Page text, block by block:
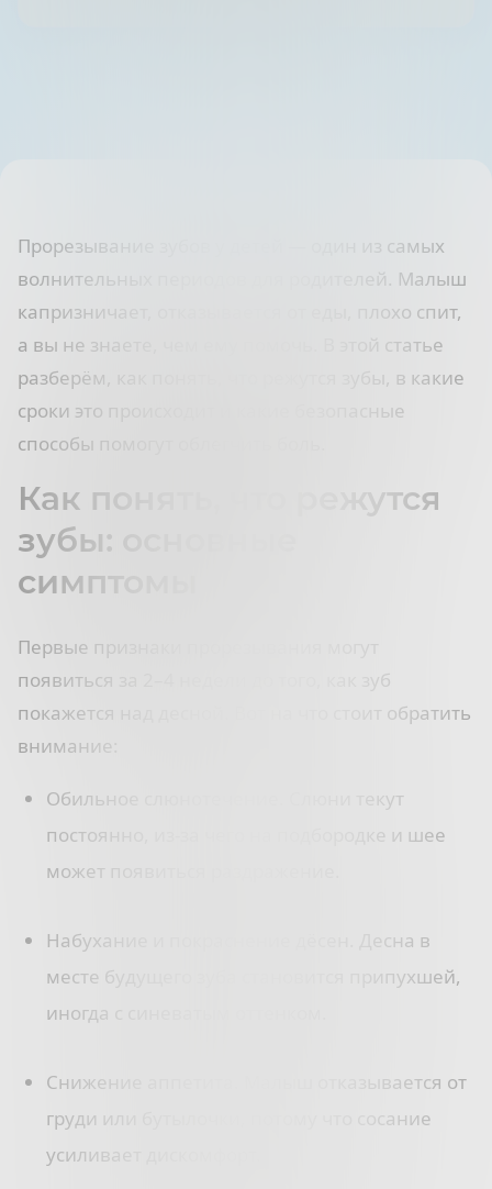
Прорезывание зубов у детей — один из самых
волнительных периодов для родителей. Малыш
капризничает, отказывается от еды, плохо спит,
а вы не знаете, чем ему помочь. В этой статье
разберём, как понять, что режутся зубы, в какие
сроки это происходит и какие безопасные
способы помогут облегчить боль.
Как понять, что режутся
зубы: основные
симптомы
Первые признаки прорезывания могут
появиться за 2–4 недели до того, как зуб
покажется над десной. Вот на что стоит обратить
внимание:
Обильное слюнотечение. Слюни текут
постоянно, из-за чего на подбородке и шее
может появиться раздражение.
Набухание и покраснение дёсен. Десна в
месте будущего зуба становится припухшей,
иногда с синеватым оттенком.
Снижение аппетита. Малыш отказывается от
груди или бутылочки, потому что сосание
усиливает дискомфорт.